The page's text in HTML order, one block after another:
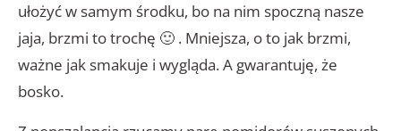
ułożyć w samym środku, bo na nim spoczną nasze
jaja, brzmi to trochę 🙂 . Mniejsza, o to jak brzmi,
ważne jak smakuje i wygląda. A gwarantuję, że
bosko.